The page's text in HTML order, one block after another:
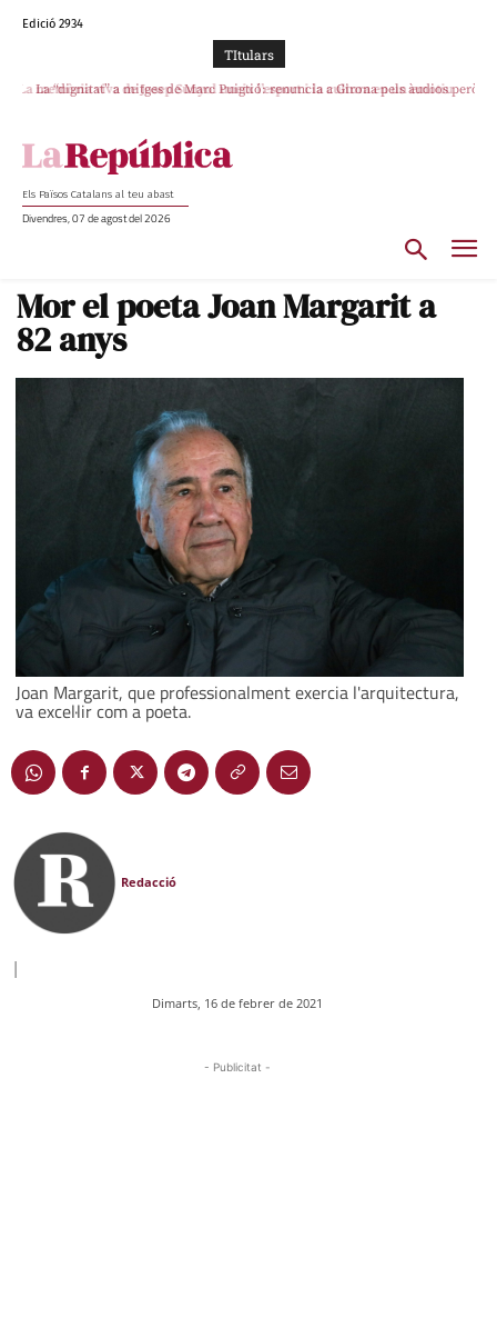
Edició 2934
TItulars
La “dignitat” a mitges de Marc Puigtió: renuncia a Girona pels àudios però
Els Països Catalans al teu abast
Divendres, 07 de agost del 2026
Mor el poeta Joan Margarit a
82 anys
Joan Margarit, que professionalment exercia l'arquitectura,
va excel·lir com a poeta.
Redacció
|
Dimarts, 16 de febrer de 2021
- Publicitat -